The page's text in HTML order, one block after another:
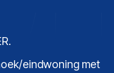
eindwoning met